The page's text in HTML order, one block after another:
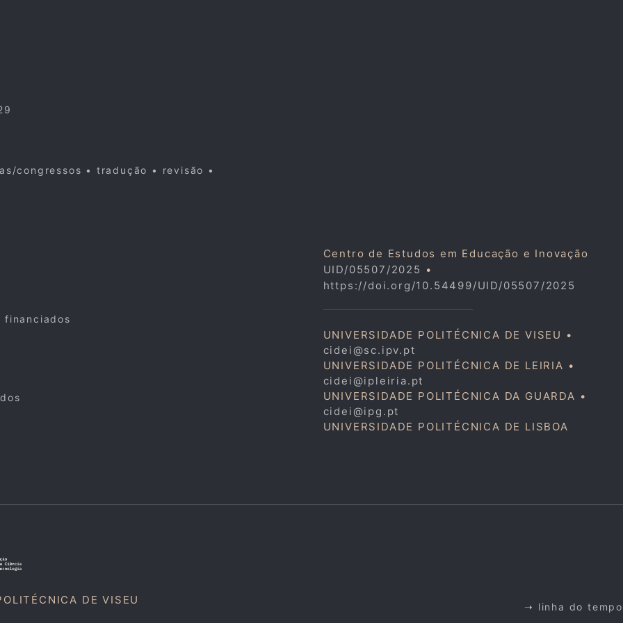
congressos • tradução • revisão •
financiados
Centro de Estudos em Educação e Inovação
UID/05507/2025 •
https://doi.org/10.54499/UID/05507/2025
UNIVERSIDADE POLITÉCNICA DE VISEU •
cidei@sc.ipv.pt
UNIVERSIDADE POLITÉCNICA DE LEIRIA •
cidei@ipleiria.pt
UNIVERSIDADE POLITÉCNICA DA GUARDA •
cidei@ipg.pt
UNIVERSIDADE POLITÉCNICA DE LISBOA
DE VISEU
➝ linha do tempo